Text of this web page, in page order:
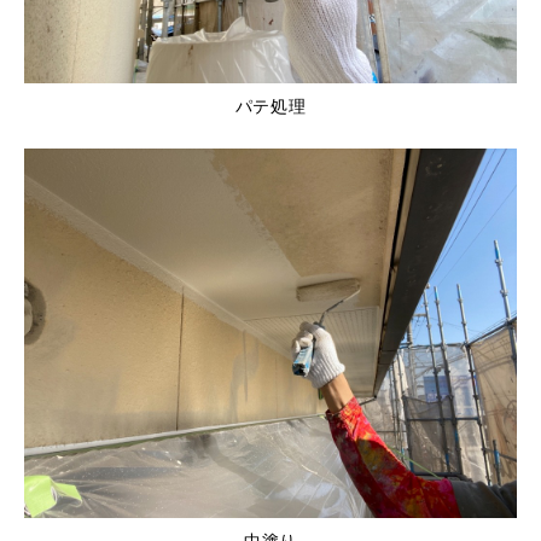
パテ処理